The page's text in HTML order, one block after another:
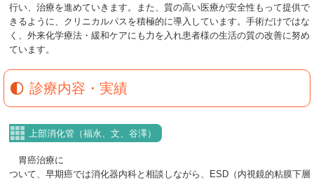
行い、治療を進めていきます。また、質の高い医療が安全性もって提供で
きるように、クリニカルパスを積極的に導入しています。手術だけではな
く、外来化学療法・緩和ケアにも力を入れ患者様の生活の質の改善に努め
ています。
診療内容・実績
上部消化管（福永、文、谷澤）
胃癌治療に
ついて、早期癌では消化器内科と相談しながら、ESD（内視鏡的粘膜下層